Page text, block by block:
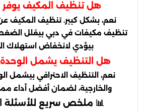
هل تنظيف المكيف يوفر
نعم، بشكل كبير. تنظيف المكيف
تنظيف مكيفات في دبي بيقلل الضغط
بيؤدي لانخفاض استهلاك
هل التنظيف يشمل الوحدة
نعم، التنظيف الاحترافي بيشمل
والخارجية، لضمان أفضل أداء
📊 ملخص سريع للأسئلة